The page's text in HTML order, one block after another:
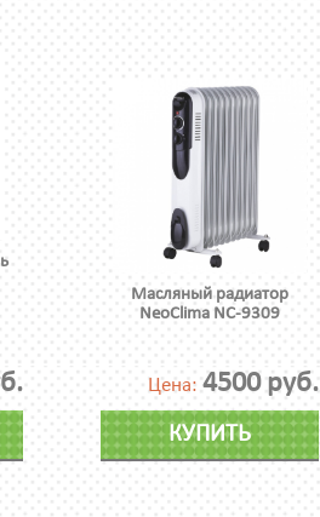
Масляный радиатор
NeoClima NC-9309
Цена: 4500 руб.
КУПИТЬ